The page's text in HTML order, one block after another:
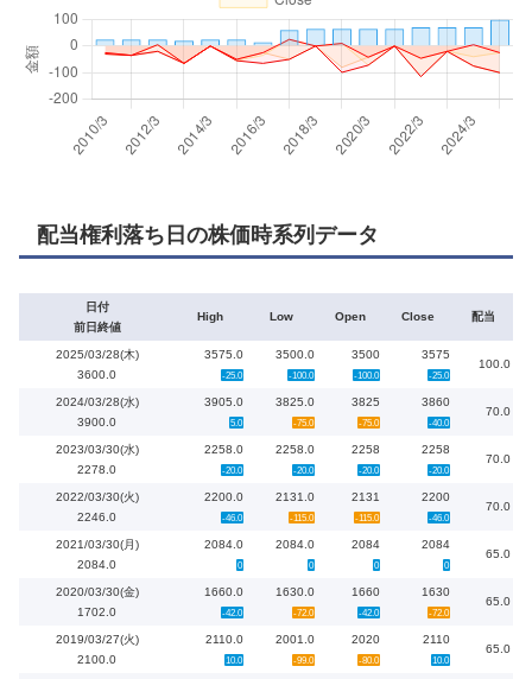
配当権利落ち日の株価時系列データ
日付
前日終値
High Low Open Close 配当
2025/03/28(木)
3600.0
3575.0
-25.0
3500.0
-100.0
3500
-100.0
3575
-25.0
100.0
2024/03/28(水)
3900.0
3905.0
5.0
3825.0
-75.0
3825
-75.0
3860
-40.0
70.0
2023/03/30(水)
2278.0
2258.0
-20.0
2258.0
-20.0
2258
-20.0
2258
-20.0
70.0
2022/03/30(火)
2246.0
2200.0
-46.0
2131.0
-115.0
2131
-115.0
2200
-46.0
70.0
2021/03/30(月)
2084.0
2084.0
0
2084.0
0
2084
0
2084
0
65.0
2020/03/30(金)
1702.0
1660.0
-42.0
1630.0
-72.0
1660
-42.0
1630
-72.0
65.0
2019/03/27(火)
2100.0
2110.0
10.0
2001.0
-99.0
2020
-80.0
2110
10.0
65.0